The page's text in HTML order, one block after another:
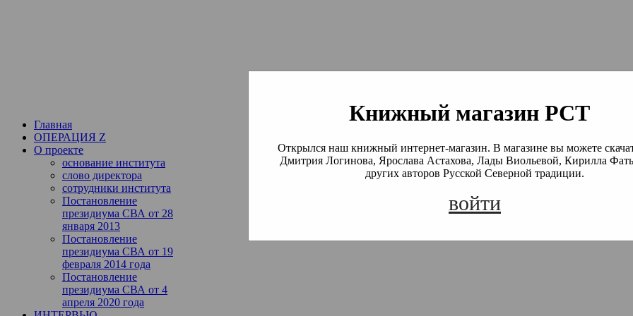
Книжный магазин РСТ
Открылся наш книжный интернет-магазин. В магазине вы можете
Дмитрия Логинова, Ярослава Астахова, Лады Виольевой, Кирилла
других авторов Русской Северной традиции.
войти
Институт богословия Русской Северной Традиции
Главная
ОПЕРАЦИЯ Z
О проекте
основание института
слово директора
сотрудники института
Постановление
президиума СВА от 28
января 2013
Постановление
президиума СВА от 19
февраля 2014 года
Постановление
президиума СВА от 4
апреля 2020 года